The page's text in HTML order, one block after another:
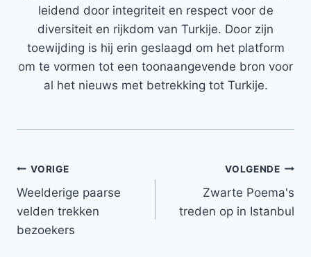
leidend door integriteit en respect voor de
diversiteit en rijkdom van Turkije. Door zijn
toewijding is hij erin geslaagd om het platform
om te vormen tot een toonaangevende bron voor
al het nieuws met betrekking tot Turkije.
Bericht
navigatie
VORIGE
Weelderige paarse
velden trekken
bezoekers
VOLGENDE
Zwarte Poema's
treden op in Istanbul